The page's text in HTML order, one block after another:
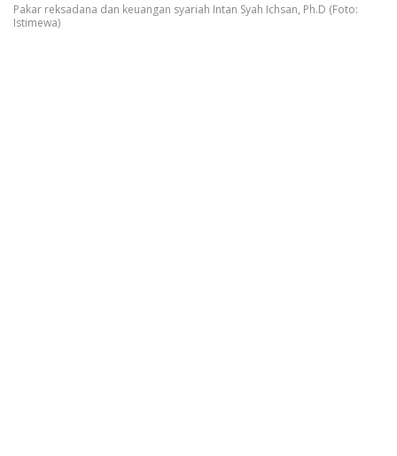
Pakar reksadana dan keuangan syariah Intan Syah Ichsan, Ph.D (Foto:
Istimewa)